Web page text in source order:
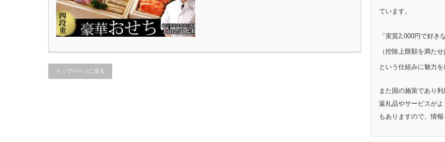
トップページに戻る
ています。
「実質2,000円で好き
（控除上限額を満た
という仕組みに魅力
また国の施策であり
返礼品やサービスが
もありますので、情